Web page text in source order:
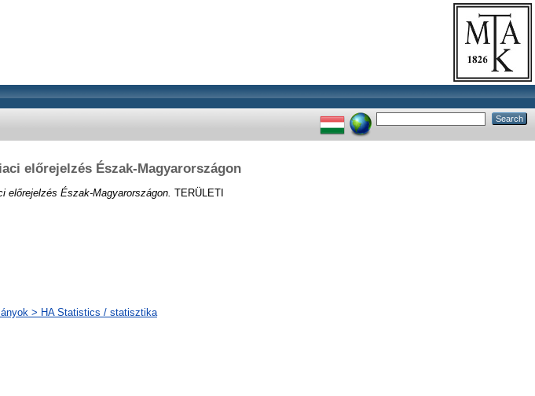
előrejelzés Észak-Magyarországon
előrejelzés Észak-Magyarországon. TERÜLETI
> HA Statistics / statisztika